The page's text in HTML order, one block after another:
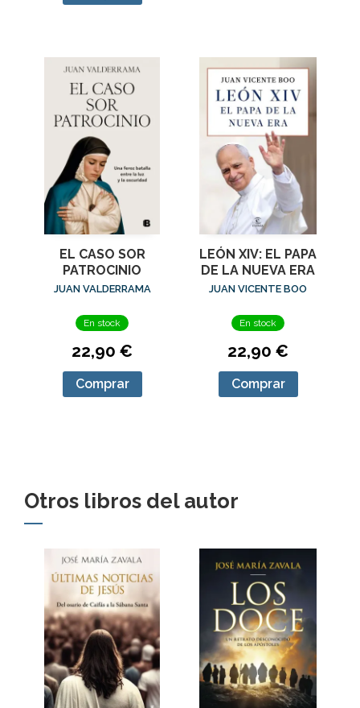
EL CASO SOR
PATROCINIO
JUAN VALDERRAMA
En stock
22,90 €
Comprar
LEÓN XIV: EL PAPA
DE LA NUEVA ERA
JUAN VICENTE BOO
En stock
22,90 €
Comprar
Otros libros del autor